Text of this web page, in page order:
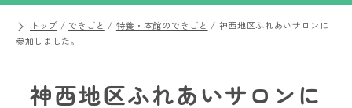
トップ / できごと / 特養・本館のできごと / 神西地区ふれあいサロンに
参加しました。
神西地区ふれあいサロンに